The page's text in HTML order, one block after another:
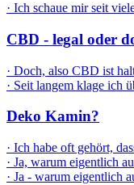
· Ich schaue mir seit
CBD - legal oder
· Doch, also CBD ist
· Seit langem klage ich
Deko Kamin?
· Ich habe oft gehört,
· Ja, warum eigentlich
· Ja - warum eigentlich